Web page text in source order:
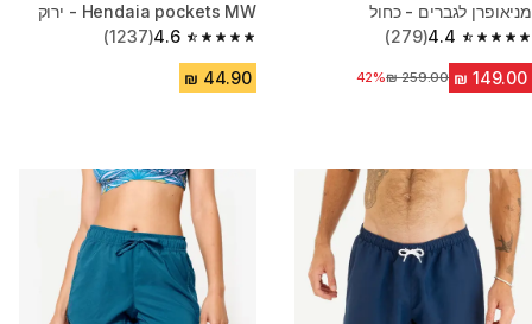
מניאופרן לגברים - כחול
4.4
4.4 out of 5 stars from 279 reviews
(279)
מחיר לפני הנחה
42%
Hendaia pockets MW - ירוק
4.6
4.6 out of 5 stars from 1237 reviews
(1237)